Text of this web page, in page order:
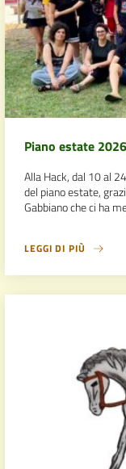
Piano estate 2026
Alla Hack, dal 10 al
del piano estate,
Gabbiano che ci ha
LEGGI DI PIÙ